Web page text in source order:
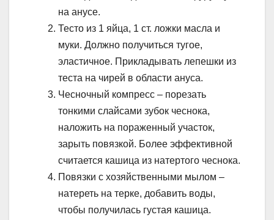
на анусе.
Тесто из 1 яйца, 1 ст. ложки масла и
муки. Должно получиться тугое,
эластичное. Прикладывать лепешки из
теста на чирей в области ануса.
Чесночный компресс – порезать
тонкими слайсами зубок чеснока,
наложить на пораженный участок,
зарыть повязкой. Более эффективной
считается кашица из натертого чеснока.
Повязки с хозяйственными мылом –
натереть на терке, добавить воды,
чтобы получилась густая кашица.